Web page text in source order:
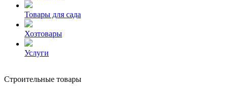
Товары для сада
Хозтовары
Услуги
Строительные товары